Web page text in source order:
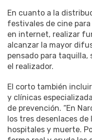
En cuanto a la
festivales de cine
en internet, realizar
alcanzar la mayor
pensado para taquilla,
el realizador.
El corto también
y clínicas
de prevención. “En
los tres desenlaces de
hospitales y muerte.